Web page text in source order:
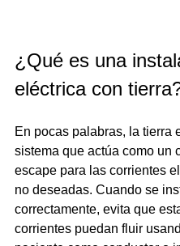
¿Qué es una
eléctrica con
En pocas palabras, la tierra
sistema que actúa como un
escape para las corrientes
no deseadas. Cuando se
correctamente, evita que
corrientes puedan fluir